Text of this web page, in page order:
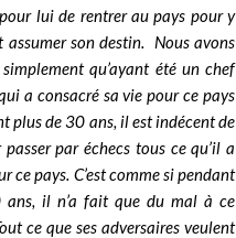
lui de rentrer au pays pour y
assumer son destin. Nous avons
qu’ayant été un chef
a consacré sa vie pour ce pays
plus de 30 ans, il est indécent de
par échecs tous ce qu’il a
ce pays. C’est comme si pendant
ans, il n’a fait que du mal à ce
ce que ses adversaires veulent